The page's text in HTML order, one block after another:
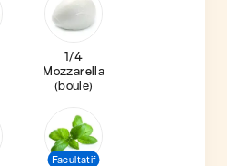
1/4
Mozzarella
(boule)
Facultatif